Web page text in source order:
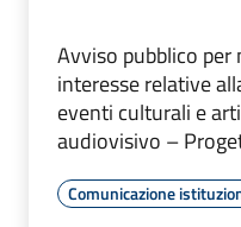
Avviso pubblico
interesse relative
eventi culturali e
audiovisivo –
Comunicazione